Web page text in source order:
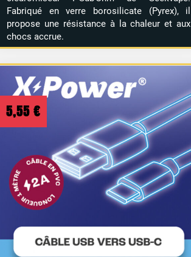
Fabriqué en verre borosilicate (Pyrex), il
propose une résistance à la chaleur et aux
chocs accrue.
5,55 €